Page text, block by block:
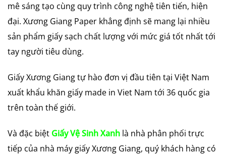
mê sáng tạo cùng quy trình công nghệ tiên tiến, hiện
đại. Xương Giang Paper khẳng định sẽ mang lại nhiều
sản phẩm giấy sạch chất lượng với mức giá tốt nhất tới
tay người tiêu dùng.
Giấy Xương Giang tự hào đơn vị đầu tiên tại Việt Nam
xuất khẩu khăn giấy made in Viet Nam tới 36 quốc gia
trên toàn thế giới.
Và đặc biệt Giấy Vệ Sinh Xanh là nhà phân phối trực
tiếp của nhà máy giấy Xương Giang, quý khách hàng có